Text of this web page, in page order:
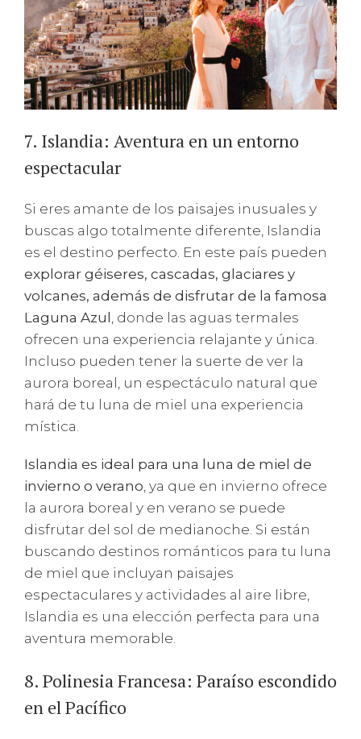
7. Islandia: Aventura en un entorno
espectacular
Si eres amante de los paisajes inusuales y
buscas algo totalmente diferente, Islandia
es el destino perfecto. En este país pueden
explorar géiseres, cascadas, glaciares y
volcanes, además de disfrutar de la famosa
Laguna Azul , donde las aguas termales
ofrecen una experiencia relajante y única.
Incluso pueden tener la suerte de ver la
aurora boreal, un espectáculo natural que
hará de tu luna de miel una experiencia
mística.
Islandia es ideal para una luna de miel de
invierno o verano , ya que en invierno ofrece
la aurora boreal y en verano se puede
disfrutar del sol de medianoche. Si están
buscando destinos románticos para tu luna
de miel que incluyan paisajes
espectaculares y actividades al aire libre,
Islandia es una elección perfecta para una
aventura memorable.
8. Polinesia Francesa: Paraíso escondido
en el Pacífico